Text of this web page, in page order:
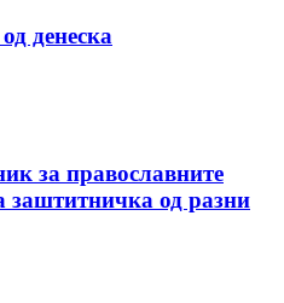
денеска
за православните
заштитничка од разни